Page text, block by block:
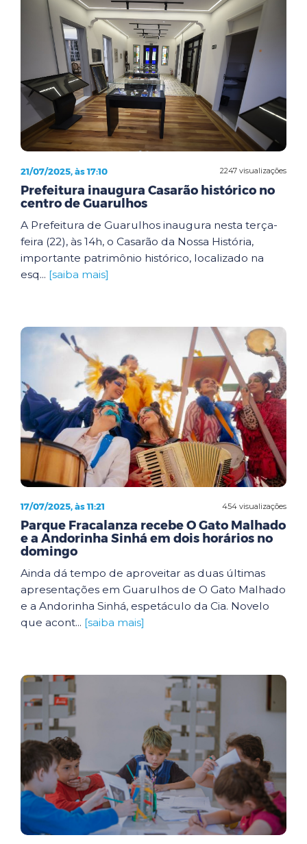
2247 visualizações
21/07/2025, às 17:10
Prefeitura inaugura Casarão histórico no
centro de Guarulhos
A Prefeitura de Guarulhos inaugura nesta terça-
feira (22), às 14h, o Casarão da Nossa História,
importante patrimônio histórico, localizado na
esq... [saiba mais]
454 visualizações
17/07/2025, às 11:21
Parque Fracalanza recebe O Gato Malhado
e a Andorinha Sinhá em dois horários no
domingo
Ainda dá tempo de aproveitar as duas últimas
apresentações em Guarulhos de O Gato Malhado
e a Andorinha Sinhá, espetáculo da Cia. Novelo
que acont... [saiba mais]